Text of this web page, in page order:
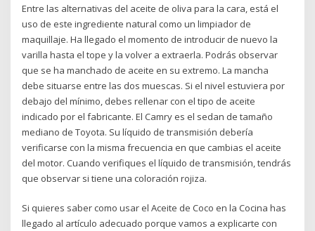
Entre las alternativas del aceite de oliva para la cara, está el
uso de este ingrediente natural como un limpiador de
maquillaje. Ha llegado el momento de introducir de nuevo la
varilla hasta el tope y la volver a extraerla. Podrás observar
que se ha manchado de aceite en su extremo. La mancha
debe situarse entre las dos muescas. Si el nivel estuviera por
debajo del mínimo, debes rellenar con el tipo de aceite
indicado por el fabricante. El Camry es el sedan de tamaño
mediano de Toyota. Su líquido de transmisión debería
verificarse con la misma frecuencia en que cambias el aceite
del motor. Cuando verifiques el líquido de transmisión, tendrás
que observar si tiene una coloración rojiza.
Si quieres saber como usar el Aceite de Coco en la Cocina has
llegado al artículo adecuado porque vamos a explicarte con